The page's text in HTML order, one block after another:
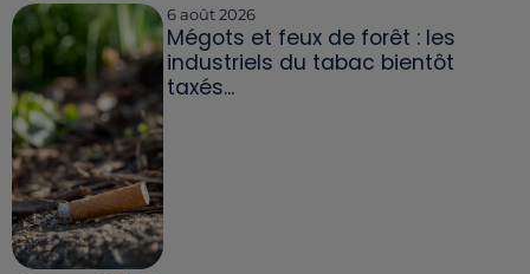
6 août 2026
Mégots et feux de forêt : les
industriels du tabac bientôt
taxés...